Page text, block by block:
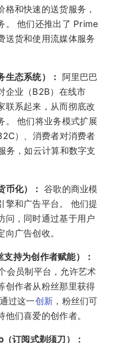
格和快速的送货服务，
。 他们还推出了 Prime
送货和使用流媒体服务
生态系统）：
阿里巴巴
企业（B2B）在线市
联系起来，从而彻底改
。 他们将业务模式扩展
）、消费者对消费者
务，如云计算和数字支
币化）：
谷歌的商业模
擎和广告平台。 他们提
问，同时通过基于用户
广告创收。
持为创作者赋能）：
会员制平台，允许艺术
创作者从粉丝那里获得
过这一创新 ，粉丝们可
他们喜爱的创作者。
订阅式剃须刀）：